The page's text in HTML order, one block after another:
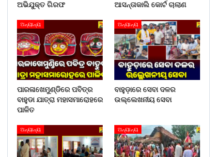
ଅଭିଯୁକ୍ତ ଗିରଫ
ଆସନ୍ତାକାଲି କୋର୍ଟ ଚାଲାଣ
ଅନ୍ୟାନ୍ୟ
ପାରଳାଖେମୁଣ୍ଡିରେ ପବିତ୍ର
ବାହୁଡା ଯାତ୍ରା ମହାସମାରୋହରେ
ପାଳିତ
ଅନ୍ୟାନ୍ୟ
ବାହୁଡ଼ାରେ ସେବା ଦଳର
ଉଲ୍ଲେଖନୀୟ ସେବା
ଅନ୍ୟାନ୍ୟ ଅନ୍ୟାନ୍ୟ